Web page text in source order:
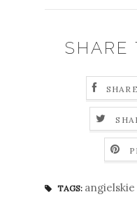
SHARE
TAGS: angielskie